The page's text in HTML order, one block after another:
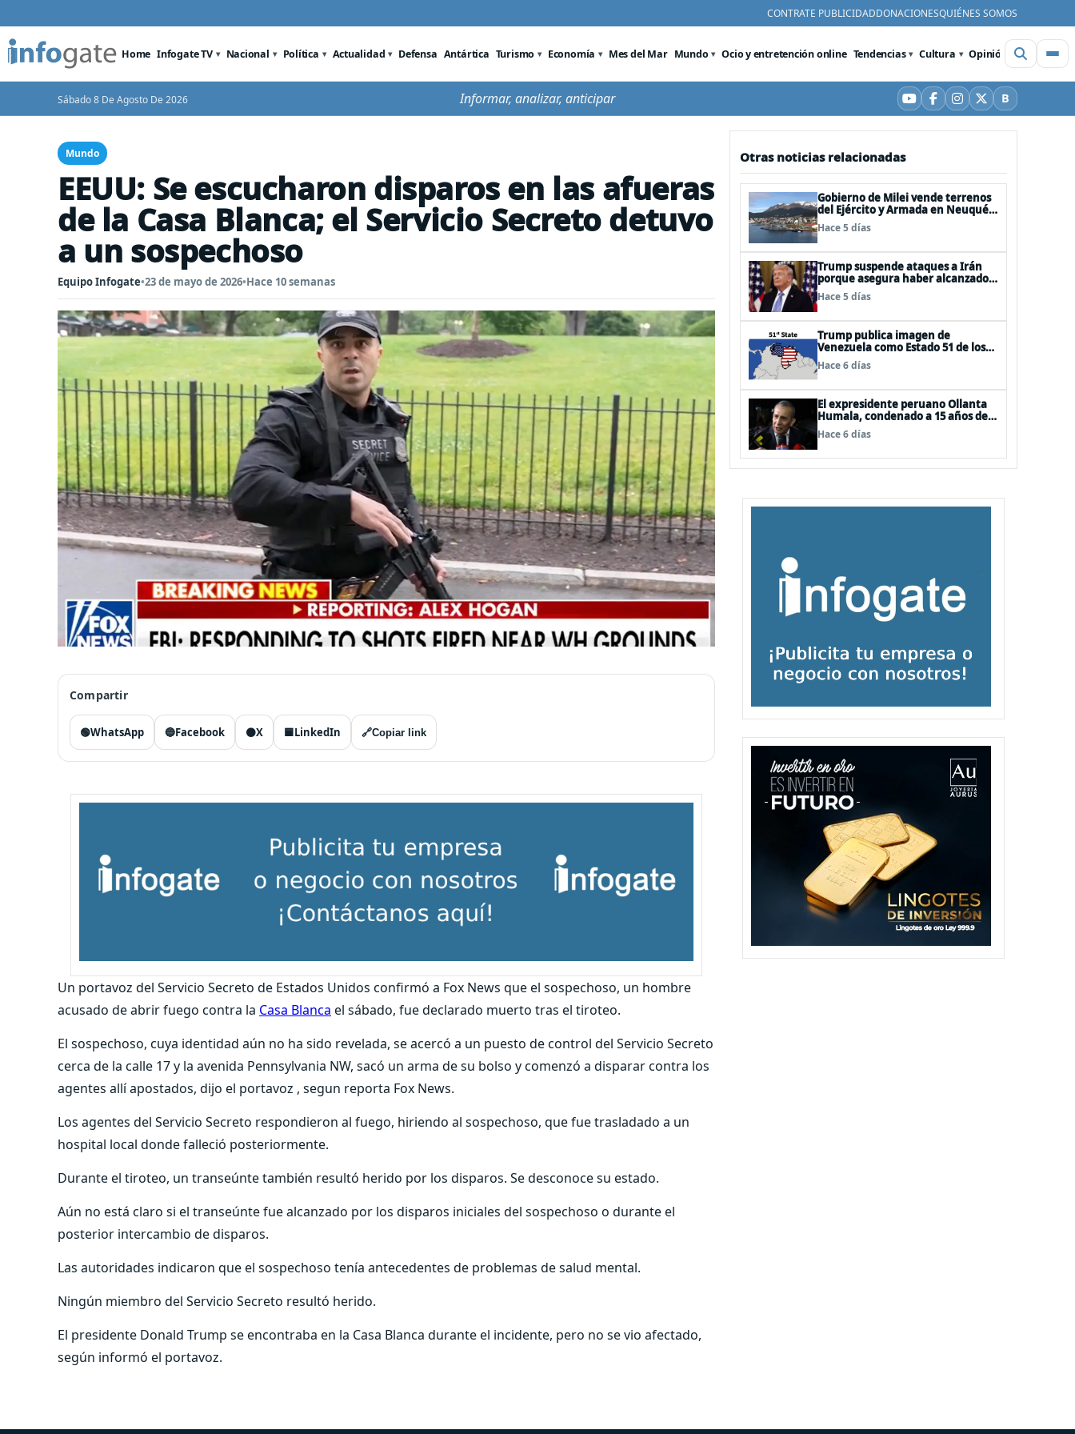
CONTRATE PUBLICIDADDONACIONESQUIÉNES SOMOS
Home Infogate TV Nacional Política Actualidad Defensa Antártica Turismo Economía Mes del Mar Mundo Ocio y entretención online Tendencias Cultura Opinión Videos
Sábado 8 De Agosto De 2026 Informar, analizar, anticipar YouTube
Facebook
Instagram
X BBluesky
Mundo
EEUU: Se escucharon disparos en las afueras
de la Casa Blanca; el Servicio Secreto detuvo
a un sospechoso
Equipo Infogate•23 de mayo de 2026•Hace 10 semanas
Compartir
🟢WhatsApp 🔵Facebook ⚫X 🟦LinkedIn 🔗Copiar link
Un portavoz del Servicio Secreto de Estados Unidos confirmó a Fox News que el sospechoso, un hombre
acusado de abrir fuego contra la Casa Blanca el sábado, fue declarado muerto tras el tiroteo.
El sospechoso, cuya identidad aún no ha sido revelada, se acercó a un puesto de control del Servicio Secreto
cerca de la calle 17 y la avenida Pennsylvania NW, sacó un arma de su bolso y comenzó a disparar contra los
agentes allí apostados, dijo el portavoz , segun reporta Fox News.
Los agentes del Servicio Secreto respondieron al fuego, hiriendo al sospechoso, que fue trasladado a un
hospital local donde falleció posteriormente.
Durante el tiroteo, un transeúnte también resultó herido por los disparos. Se desconoce su estado.
Aún no está claro si el transeúnte fue alcanzado por los disparos iniciales del sospechoso o durante el
posterior intercambio de disparos.
Las autoridades indicaron que el sospechoso tenía antecedentes de problemas de salud mental.
Ningún miembro del Servicio Secreto resultó herido.
El presidente Donald Trump se encontraba en la Casa Blanca durante el incidente, pero no se vio afectado,
según informó el portavoz.
Otras noticias relacionadas
Gobierno de Milei vende terrenos
del Ejército y Armada en Neuquén
y Ushuaia
Hace 5 días
Trump suspende ataques a Irán
porque asegura haber alcanzado
«las bases de un acuerdo»
Hace 5 días
Trump publica imagen de
Venezuela como Estado 51 de los
EEUU
Hace 6 días
El expresidente peruano Ollanta
Humala, condenado a 15 años de
cárcel, sale libre al anularse su
caso
Hace 6 días